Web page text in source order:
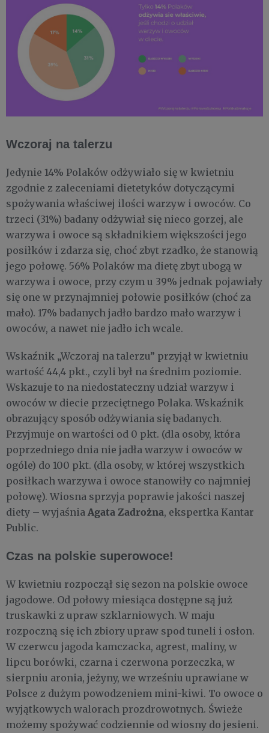
Wczoraj na talerzu
Jedynie 14% Polaków odżywiało się w kwietniu
zgodnie z zaleceniami dietetyków dotyczącymi
spożywania właściwej ilości warzyw i owoców. Co
trzeci (31%) badany odżywiał się nieco gorzej, ale
warzywa i owoce są składnikiem większości jego
posiłków i zdarza się, choć zbyt rzadko, że stanowią
jego połowę. 56% Polaków ma dietę zbyt ubogą w
warzywa i owoce, przy czym u 39% jednak pojawiały
się one w przynajmniej połowie posiłków (choć za
mało). 17% badanych jadło bardzo mało warzyw i
owoców, a nawet nie jadło ich wcale.
Wskaźnik „Wczoraj na talerzu” przyjął w kwietniu
wartość 44,4 pkt., czyli był na średnim poziomie.
Wskazuje to na niedostateczny udział warzyw i
owoców w diecie przeciętnego Polaka. Wskaźnik
obrazujący sposób odżywiania się badanych.
Przyjmuje on wartości od 0 pkt. (dla osoby, która
poprzedniego dnia nie jadła warzyw i owoców w
ogóle) do 100 pkt. (dla osoby, w której wszystkich
posiłkach warzywa i owoce stanowiły co najmniej
połowę). Wiosna sprzyja poprawie jakości naszej
diety – wyjaśnia Agata Zadrożna, ekspertka Kantar
Public.
Czas na polskie superowoce!
W kwietniu rozpoczął się sezon na polskie owoce
jagodowe. Od połowy miesiąca dostępne są już
truskawki z upraw szklarniowych. W maju
rozpoczną się ich zbiory upraw spod tuneli i osłon.
W czerwcu jagoda kamczacka, agrest, maliny, w
lipcu borówki, czarna i czerwona porzeczka, w
sierpniu aronia, jeżyny, we wrześniu uprawiane w
Polsce z dużym powodzeniem mini-kiwi. To owoce o
wyjątkowych walorach prozdrowotnych. Świeże
możemy spożywać codziennie od wiosny do jesieni.